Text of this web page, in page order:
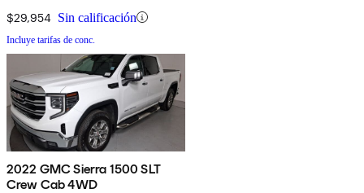
$29,954 Sin calificación
Incluye tarifas de conc.
2022 GMC Sierra 1500 SLT
Crew Cab 4WD